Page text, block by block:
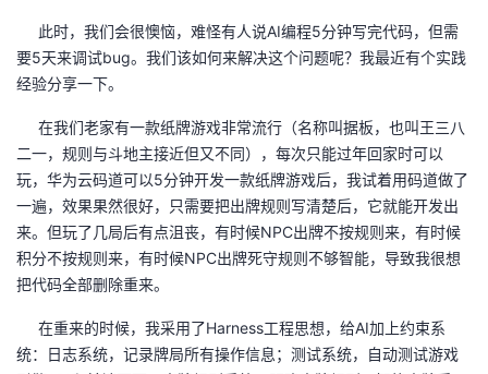
博
的
坛
我
圈
子
的
直
播
我
的
活
我
的
注
我
的
的
我
此时，我们会很懊恼，难怪有人说AI编程5分钟写完代码，但需
要5天来调试bug。我们该如何来解决这个问题呢？我最近有个实践
经验分享一下。
在我们老家有一款纸牌游戏非常流行（名称叫据板，也叫王三八
二一，规则与斗地主接近但又不同），每次只能过年回家时可以
玩，华为云码道可以5分钟开发一款纸牌游戏后，我试着用码道做了
一遍，效果果然很好，只需要把出牌规则写清楚后，它就能开发出
来。但玩了几局后有点沮丧，有时候NPC出牌不按规则来，有时候
积分不按规则来，有时候NPC出牌死守规则不够智能，导致我很想
把代码全部删除重来。
在重来的时候，我采用了Harness工程思想，给AI加上约束系
统：日志系统，记录牌局所有操作信息；测试系统，自动测试游戏